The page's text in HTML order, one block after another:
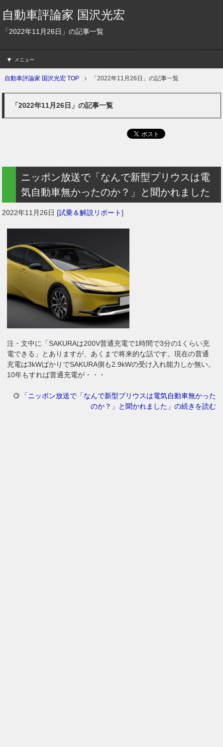
自動車評論家 国沢光宏
「2022年11月26日」の記事一覧
メニュー
自動車評論家 国沢光宏 TOP 「2022年11月26日」の記事一覧
「2022年11月26日」の記事一覧
ニッポン放送で「なんで新型プリウスは電
気自動車無かったのか？」と聞かれました
2022年11月26日 [試乗＆解説リポート]
注・文中に「SAKURAは200V普通充電で1時間で3分の1くらい充
電できる」とありますが、あくまで将来的な話です。現在の普通
充電は3kWばかりでSAKURA側も2.9kWの受け入れ能力しか無い。
10年もすれば普通充電が・・・
「ニッポン放送で「なんで新型プリウスは電気自動車無かった
のか？」と聞かれました」の続きを読む